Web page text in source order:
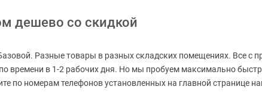
дешево со скидкой
Разные товары в разных складских помещениях. Все с
времени в 1-2 рабочих дня. Но мы пробуем максимально
по номерам телефонов установленных на главной странице